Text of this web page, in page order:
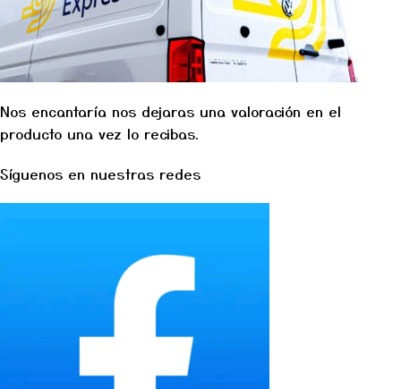
Nos encantaría nos dejaras una valoración en el
producto una vez lo recibas.
Síguenos en nuestras redes